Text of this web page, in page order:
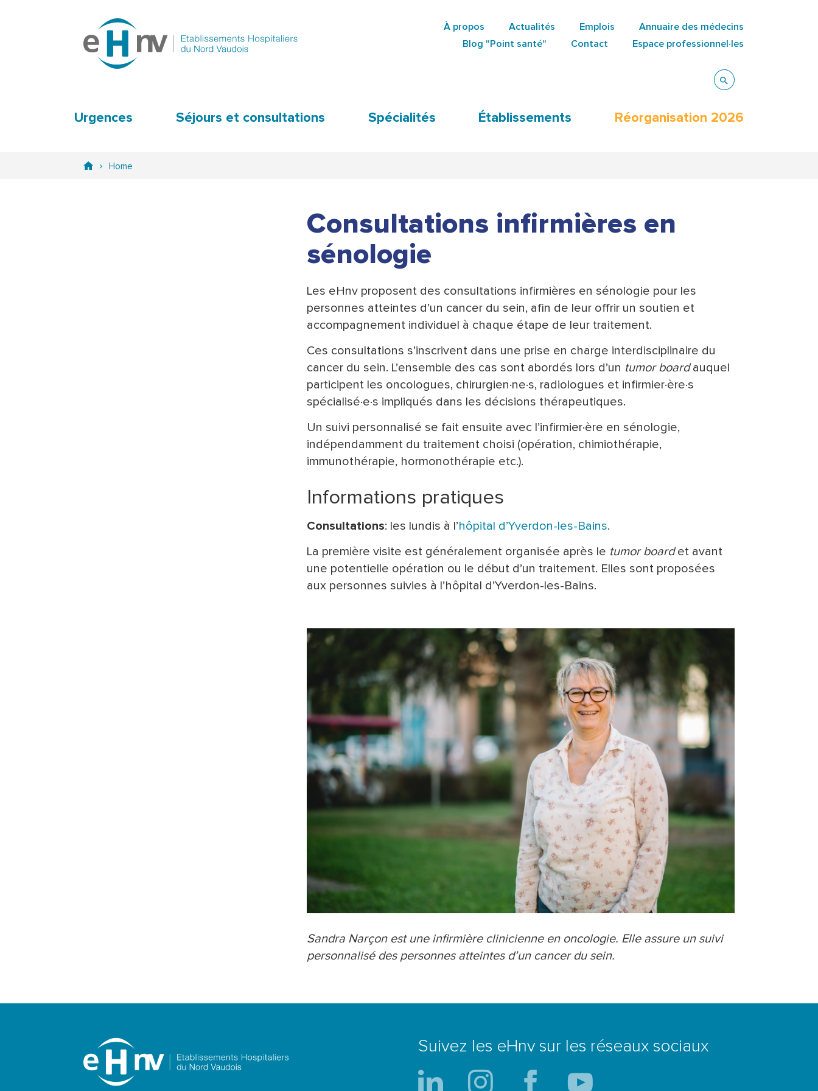
À propos Actualités Emplois
Annuaire des médecins
Blog "Point santé"
Contact Espace professionnel·les
Urgences Séjours et consultations Spécialités Établissements Réorganisation 2026
Home
Consultations infirmières en
sénologie
Les eHnv proposent des consultations infirmières en sénologie pour les
personnes atteintes d’un cancer du sein, afin de leur offrir un soutien et
accompagnement individuel à chaque étape de leur traitement.
Ces consultations s’inscrivent dans une prise en charge interdisciplinaire du
cancer du sein. L’ensemble des cas sont abordés lors d’un tumor boardauquel
participent les oncologues, chirurgien·ne·s, radiologues et infirmier·ère·s
spécialisé·e·s impliqués dans les décisions thérapeutiques.
Un suivi personnalisé se fait ensuite avec l’infirmier·ère en sénologie,
indépendamment du traitement choisi (opération, chimiothérapie,
immunothérapie, hormonothérapie etc.).
Informations pratiques
Consultations: les lundis à l’hôpital d’Yverdon-les-Bains.
La première visite est généralement organisée après le tumor boardet avant
une potentielle opération ou le début d’un traitement. Elles sont proposées
aux personnes suivies à l’hôpital d’Yverdon-les-Bains.
Sandra Narçon est une infirmière clinicienne en oncologie. Elle assure un suivi
personnalisé des personnes atteintes d’un cancer du sein.
Suivez les eHnv sur les réseaux sociaux